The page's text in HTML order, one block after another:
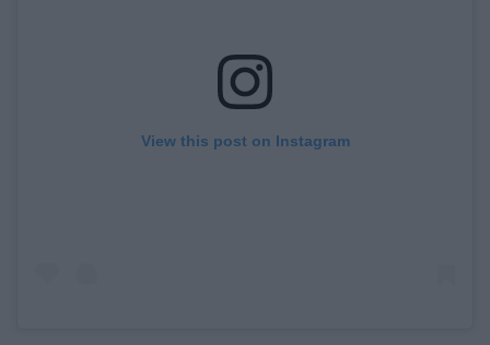
View this post on Instagram